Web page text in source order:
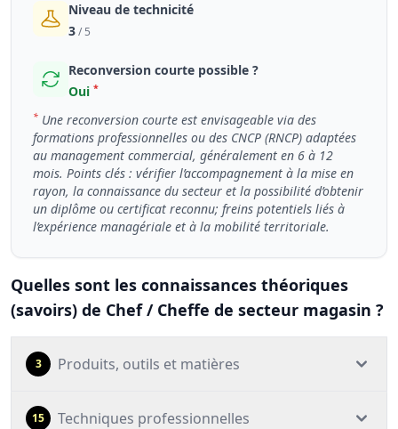
Niveau de technicité
3/ 5
Reconversion courte possible ?
Oui *
* Une reconversion courte est envisageable via des
formations professionnelles ou des CNCP (RNCP) adaptées
au management commercial, généralement en 6 à 12
mois. Points clés : vérifier l’accompagnement à la mise en
rayon, la connaissance du secteur et la possibilité d’obtenir
un diplôme ou certificat reconnu; freins potentiels liés à
l’expérience managériale et à la mobilité territoriale.
Quelles sont les connaissances théoriques
(savoirs) de Chef / Cheffe de secteur magasin ?
3 Produits, outils et matières
15 Techniques professionnelles